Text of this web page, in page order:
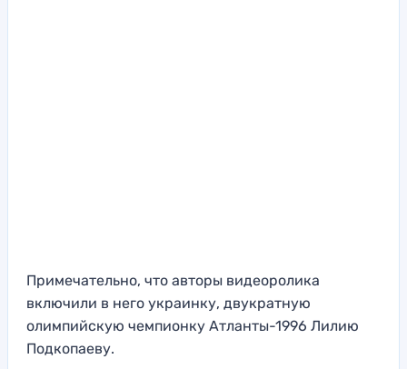
Примечательно, что авторы видеоролика
включили в него украинку, двукратную
олимпийскую чемпионку Атланты-1996 Лилию
Подкопаеву.